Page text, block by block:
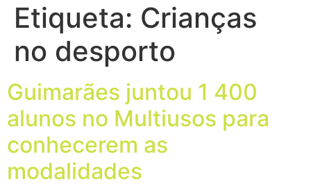
Etiqueta: Crianças
no desporto
Guimarães juntou 1 400
alunos no Multiusos para
conhecerem as
modalidades